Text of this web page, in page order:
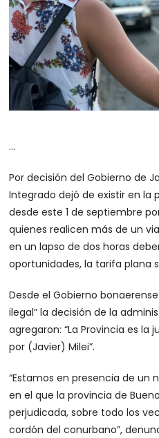
…
Por decisión del Gobierno de
Integrado dejó de existir en la
desde este 1 de septiembre
quienes realicen más de un
en un lapso de dos horas
oportunidades, la tarifa plana
Desde el Gobierno
ilegal” la decisión de la
agregaron: “La Provincia es la
por (Javier) Milei”.
“Estamos en presencia de un
en el que la provincia de
perjudicada, sobre todo los
cordón del conurbano”,